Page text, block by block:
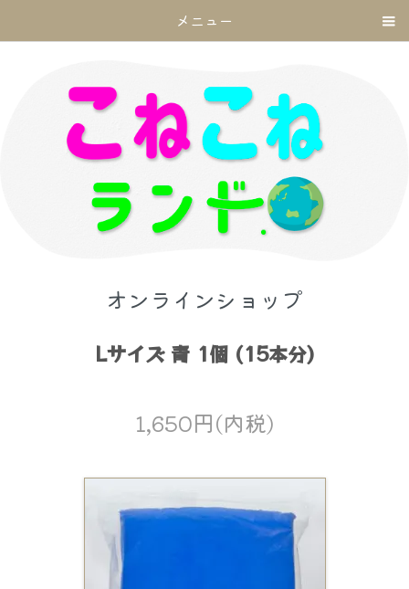
メニュー
オンラインショップ
Lサイズ 青 1個 (15本分)
1,650円(内税)